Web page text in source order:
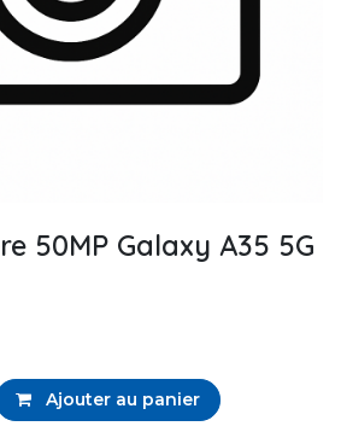
50MP Galaxy A35 5G
Ajouter au panier